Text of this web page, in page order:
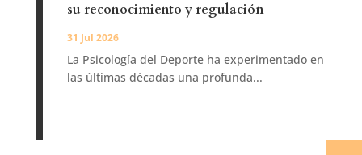
su reconocimiento y regulación
31 Jul 2026
La Psicología del Deporte ha experimentado en
las últimas décadas una profunda...